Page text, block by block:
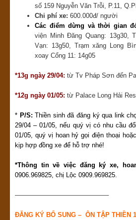
số 159 Nguyễn Văn Trỗi, P.11,
Chi phí xe: 600.000đ/ người
Các điểm dừng và thời gian
viện Minh Đăng Quang: 13g30,
Vạn: 13g50, Trạm xăng Long
xoay Cổng 11: 14g05
*13g ngày 29/04: từ Tv Pháp Sơn đến
*12g ngày 01/05: từ Palace Long Hải
* P/S: Thiền sinh đã đăng ký qua link
29/04 – 01/05, nếu quý vị có nhu cầu
01/05, quý vị hoan hỷ gọi điện thoại
kịp hợp đồng xe để hỗ trợ nhé!
*Thông tin về việc đăng ký xe,
0906.969825, chị Lộc 0909.969825.
——————————————–
ĐĂNG KÝ BỔ SUNG – ÔN TẬP THIỀN